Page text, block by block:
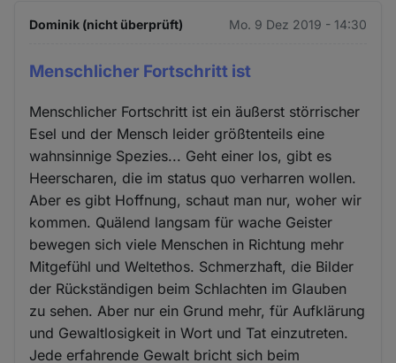
Dominik (nicht überprüft) Mo. 9 Dez 2019 - 14:30
Menschlicher Fortschritt ist
Menschlicher Fortschritt ist ein äußerst störrischer
Esel und der Mensch leider größtenteils eine
wahnsinnige Spezies... Geht einer los, gibt es
Heerscharen, die im status quo verharren wollen.
Aber es gibt Hoffnung, schaut man nur, woher wir
kommen. Quälend langsam für wache Geister
bewegen sich viele Menschen in Richtung mehr
Mitgefühl und Weltethos. Schmerzhaft, die Bilder
der Rückständigen beim Schlachten im Glauben
zu sehen. Aber nur ein Grund mehr, für Aufklärung
und Gewaltlosigkeit in Wort und Tat einzutreten.
Jede erfahrende Gewalt bricht sich beim